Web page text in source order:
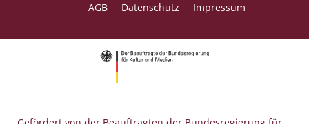
AGB Datenschutz Impressum